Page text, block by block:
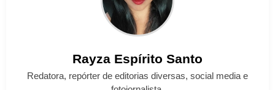
Rayza Espírito Santo
Redatora, repórter de editorias diversas, social media e